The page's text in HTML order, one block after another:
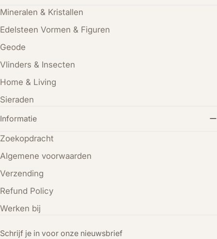
Schrijf je in voor onze nieuwsbrief
Mineralen & Kristallen
Edelsteen Vormen & Figuren
Geode
Vlinders & Insecten
Home & Living
Sieraden
Informatie
Zoekopdracht
Algemene voorwaarden
Verzending
Refund Policy
Werken bij